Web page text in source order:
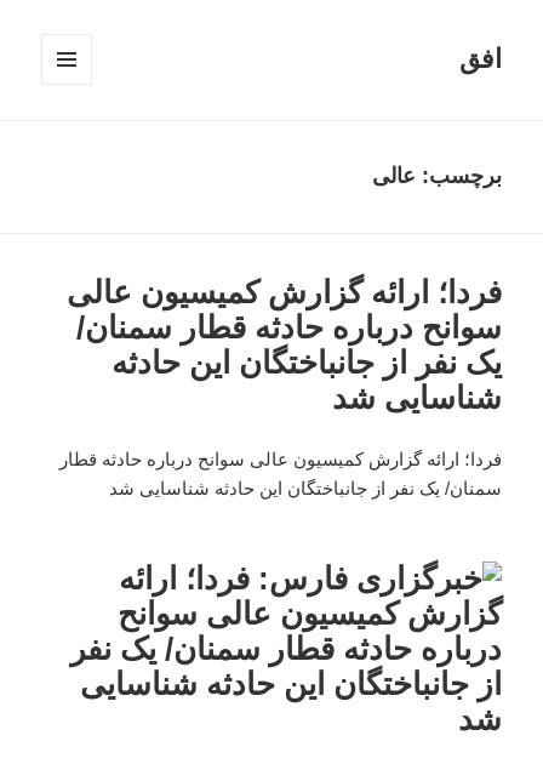
افق
برچسب: عالی
فردا؛ ارائه گزارش کمیسیون عالی
سوانح درباره حادثه قطار سمنان/
یک نفر از جانباختگان این حادثه
شناسایی شد
فردا؛ ارائه گزارش کمیسیون عالی سوانح درباره حادثه قطار
سمنان/ یک نفر از جانباختگان این حادثه شناسایی شد